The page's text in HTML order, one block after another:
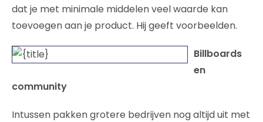
dat je met minimale middelen veel waarde kan
toevoegen aan je product. Hij geeft voorbeelden.
Billboards
en
community
Intussen pakken grotere bedrijven nog altijd uit met